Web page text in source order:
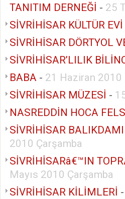
TANITIM DERNEĞİ - 25
SİVRİHİSAR KÜLTÜR EVİ
SİVRİHİSAR DÖRTYOL
SİVRİHİSAR’LILIK
BABA - 21 Haziran
SİVRİHİSAR MÜZESİ -
NASREDDİN HOCA
SİVRİHİSAR
2010 Çarşamba
SİVRİHİSARâ€™IN
Mayıs 2010 Çarşamba
SİVRİHİSAR KİLİMLERİ -